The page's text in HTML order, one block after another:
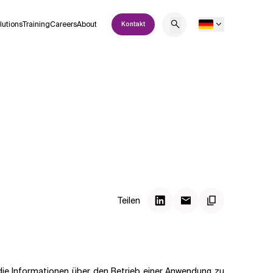
TrainingCareersAbout Kontakt
Teilen